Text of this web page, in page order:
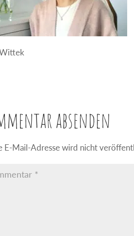
absenden
E-Mail-Adresse wird nicht